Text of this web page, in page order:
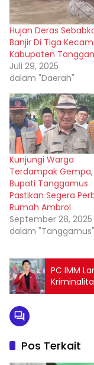
Hujan Deras
Banjir Di Tiga
Kabupaten
Juli 29, 2025
dalam "Daerah"
Kunjungi Warga
Terdampak Gempa,
Bupati Tanggamus
Pastikan Segera
Rumah Ambrol
September 28, 2025
dalam "Tanggamus"
PC IMM
Pos Terkait